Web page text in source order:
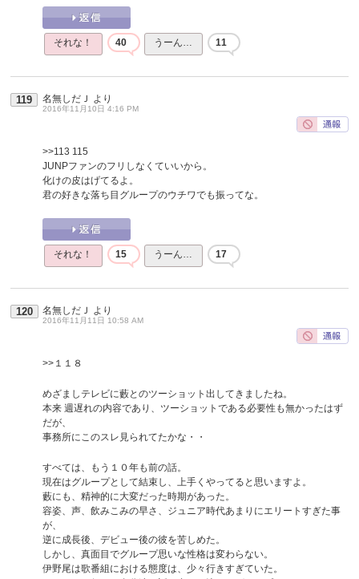
それな！ 40 うーん… 11
119 名無しだＪ より
2016年11月10日 4:16 PM
>>113 115
JUNPファンのフリしなくていいから。
化けの皮はげてるよ。
君の好きな落ち目グループのウチワでも振ってな。
それな！ 15 うーん… 17
120 名無しだＪ より
2016年11月11日 10:58 AM
>>１１８
めざましテレビに藪とのツーショット出してきましたね。
本来 週遅れの内容であり、ツーショットである必要性も無かったはず
だが、
事務所にこのスレ見られてたかな・・
すべては、もう１０年も前の話。
現在はグループとして結束し、上手くやってると思いますよ。
藪にも、精神的に大変だった時期があった。
容姿、声、飲みこみの早さ、ジュニア時代あまりにエリートすぎた事
が、
逆に成長後、デビュー後の彼を苦しめた。
しかし、真面目でグループ思いな性格は変わらない。
伊野尾は歌番組における態度は、少々行きすぎていた。